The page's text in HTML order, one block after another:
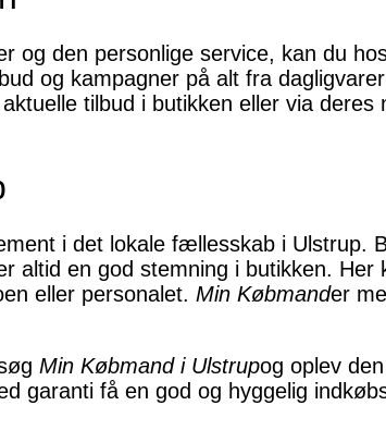
og den personlige service, kan du
og kampagner på alt fra
tilbud i butikken eller via deres
i det lokale fællesskab i Ulstrup.
altid en god stemning i butikken.
eller personalet. Min Købmander
Min Købmand i Ulstrupog oplev
garanti få en god og hyggelig